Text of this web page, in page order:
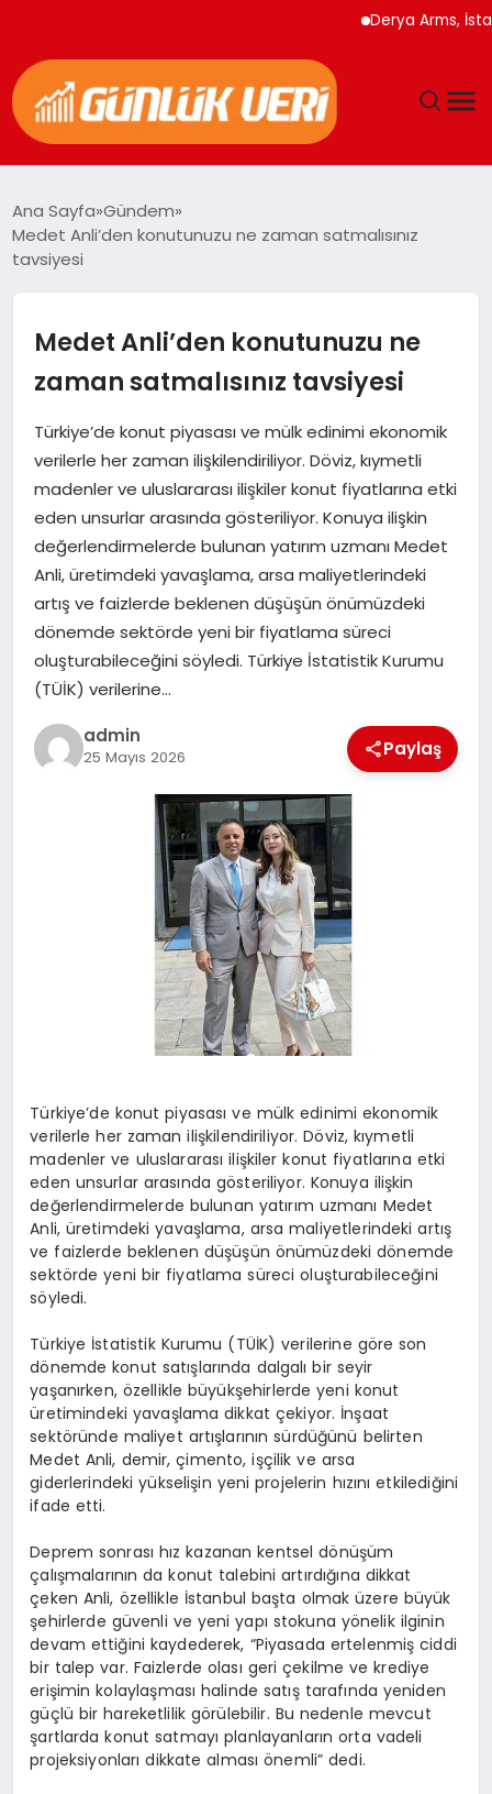
Derya Arms,
GÜNDEM
EKONOMI
GENEL
SPOR
TEKNOLOJI
Ana Sayfa Gündem
Medet Anli’den konutunuzu ne zaman satmalısınız
tavsiyesi
Medet Anli’den konutunuzu ne
zaman satmalısınız tavsiyesi
Türkiye’de konut piyasası ve mülk edinimi ekonomik
verilerle her zaman ilişkilendiriliyor. Döviz, kıymetli
madenler ve uluslararası ilişkiler konut fiyatlarına etki
eden unsurlar arasında gösteriliyor. Konuya ilişkin
değerlendirmelerde bulunan yatırım uzmanı Medet
Anli, üretimdeki yavaşlama, arsa maliyetlerindeki
artış ve faizlerde beklenen düşüşün önümüzdeki
dönemde sektörde yeni bir fiyatlama süreci
oluşturabileceğini söyledi. Türkiye İstatistik Kurumu
(TÜİK) verilerine…
admin
25 Mayıs 2026 Paylaş
Türkiye’de konut piyasası ve mülk edinimi ekonomik
verilerle her zaman ilişkilendiriliyor. Döviz, kıymetli
madenler ve uluslararası ilişkiler konut fiyatlarına etki
eden unsurlar arasında gösteriliyor. Konuya ilişkin
değerlendirmelerde bulunan yatırım uzmanı Medet
Anli, üretimdeki yavaşlama, arsa maliyetlerindeki artış
ve faizlerde beklenen düşüşün önümüzdeki dönemde
sektörde yeni bir fiyatlama süreci oluşturabileceğini
söyledi.
Türkiye İstatistik Kurumu (TÜİK) verilerine göre son
dönemde konut satışlarında dalgalı bir seyir
yaşanırken, özellikle büyükşehirlerde yeni konut
üretimindeki yavaşlama dikkat çekiyor. İnşaat
sektöründe maliyet artışlarının sürdüğünü belirten
Medet Anli, demir, çimento, işçilik ve arsa
giderlerindeki yükselişin yeni projelerin hızını etkilediğini
ifade etti.
Deprem sonrası hız kazanan kentsel dönüşüm
çalışmalarının da konut talebini artırdığına dikkat
çeken Anli, özellikle İstanbul başta olmak üzere büyük
şehirlerde güvenli ve yeni yapı stokuna yönelik ilginin
devam ettiğini kaydederek, “Piyasada ertelenmiş ciddi
bir talep var. Faizlerde olası geri çekilme ve krediye
erişimin kolaylaşması halinde satış tarafında yeniden
güçlü bir hareketlilik görülebilir. Bu nedenle mevcut
şartlarda konut satmayı planlayanların orta vadeli
projeksiyonları dikkate alması önemli” dedi.